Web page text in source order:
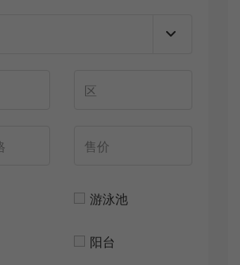
游泳池
阳台